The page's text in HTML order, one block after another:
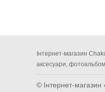
Інтернет-магазин
аксесуари,
© Інтернет-магазин